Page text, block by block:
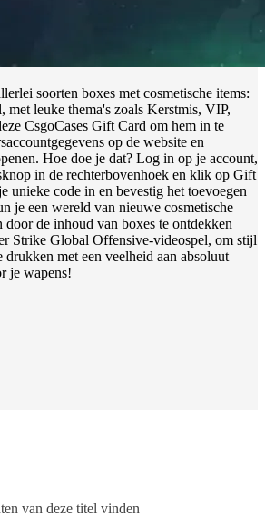
soorten boxes met cosmetische items:
met leuke thema's zoals Kerstmis, VIP,
CsgoCases Gift Card om hem in te
op de website en
Hoe doe je dat? Log in op je account,
in de rechterbovenhoek en klik op Gift
unieke code in en bevestig het toevoegen
je een wereld van nieuwe cosmetische
door de inhoud van boxes te ontdekken
Strike Global Offensive-videospel, om stijl
met een veelheid aan absoluut
je wapens!
van deze titel vinden